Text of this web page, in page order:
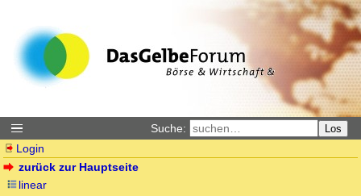
Suche: Los
Login
zurück zur Hauptseite
linear